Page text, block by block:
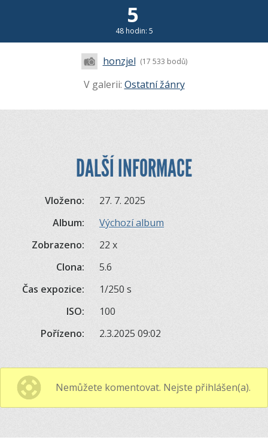
5
48 hodin: 5
honzjel (17 533 bodů)
V galerii: Ostatní žánry
DALŠÍ INFORMACE
Vloženo:
27. 7. 2025
Album:
Výchozí album
Zobrazeno:
22 x
Clona:
5.6
Čas expozice:
1/250 s
ISO:
100
Pořízeno:
2.3.2025 09:02
Nemůžete komentovat. Nejste přihlášen(a).